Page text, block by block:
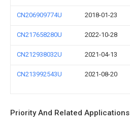
CN206909774U 2018-01-23
CN217658280U 2022-10-28
CN212938032U 2021-04-13
CN213992543U 2021-08-20
Priority And Related Applications